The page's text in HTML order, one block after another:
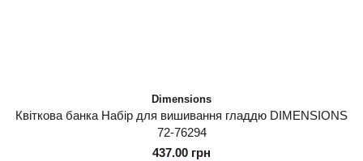
Dimensions
Квіткова банка Набір для вишивання гладдю DIMENSIONS
72-76294
437.00 грн